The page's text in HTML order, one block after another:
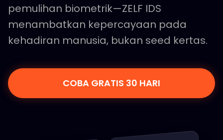
pemulihan biometrik—ZELF IDS
menambatkan kepercayaan pada
kehadiran manusia, bukan seed kertas.
COBA GRATIS 30 HARI